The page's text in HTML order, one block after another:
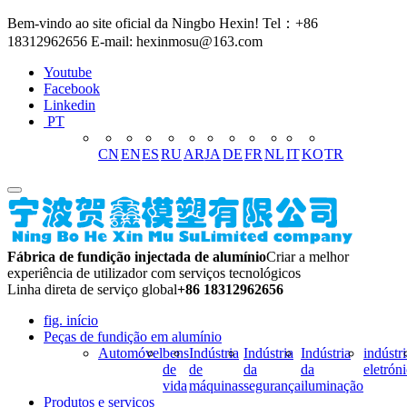
Bem-vindo ao site oficial da Ningbo Hexin! Tel：+86
18312962656 E-mail: hexinmosu@163.com
Youtube
Facebook
Linkedin
PT
CNENESRUARJA DEFR NLITKOTR
Fábrica de fundição injectada de alumínioCriar a melhor
experiência de utilizador com serviços tecnológicos
Linha direta de serviço global+86 18312962656
fig. início
Peças de fundição em alumínio
Automóvelbens
de
vida
Indústria
de
máquinas
Indústria
da
segurança
Indústria
da
iluminação
Produtos e serviços